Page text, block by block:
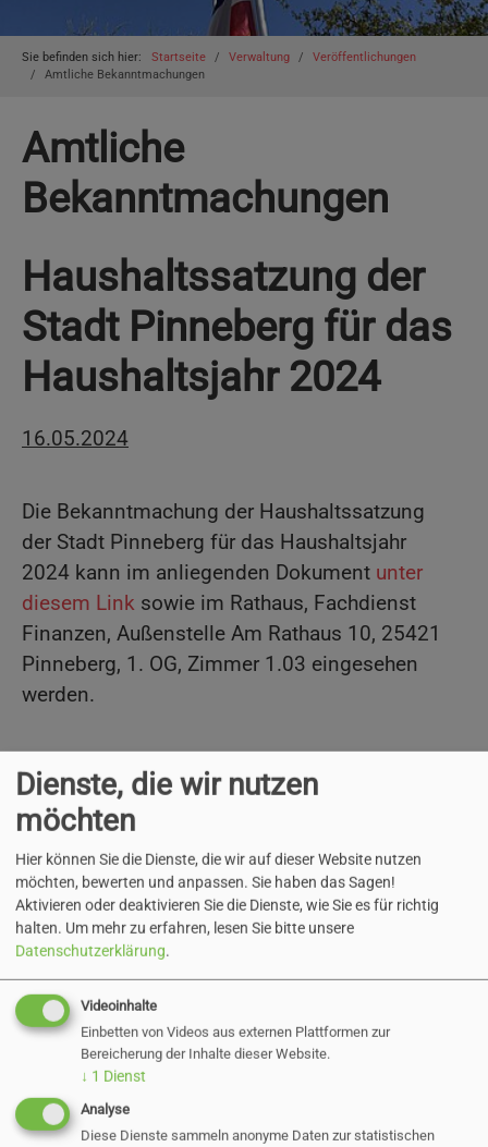
You are here:
Sie befinden sich hier: Startseite Verwaltung
Veröffentlichungen
Amtliche Bekanntmachungen
Amtliche
Bekanntmachungen
Haushaltssatzung der
Stadt Pinneberg für das
Haushaltsjahr 2024
16.05.2024
Die Bekanntmachung der Haushaltssatzung
der Stadt Pinneberg für das Haushaltsjahr
2024 kann im anliegenden Dokument unter
diesem Link sowie im Rathaus, Fachdienst
Finanzen, Außenstelle Am Rathaus 10, 25421
Pinneberg, 1. OG, Zimmer 1.03 eingesehen
werden.
Haushaltsplan 2024 (pdf)
24 MB
Zurück
Aktuelle Direktvergaben
Dienste, die wir nutzen
möchten
Hier können Sie die Dienste, die wir auf dieser Website nutzen
möchten, bewerten und anpassen. Sie haben das Sagen!
Aktivieren oder deaktivieren Sie die Dienste, wie Sie es für richtig
halten. Um mehr zu erfahren, lesen Sie bitte unsere
Datenschutzerklärung.
Videoinhalte
Einbetten von Videos aus externen Plattformen zur
Bereicherung der Inhalte dieser Website.
↓ 1 Dienst
Analyse
Diese Dienste sammeln anonyme Daten zur statistischen